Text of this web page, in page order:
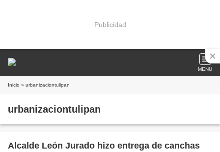
Publicidad
MENU
Inicio » urbanizaciontulipan
urbanizaciontulipan
Alcalde León Jurado hizo entrega de canchas